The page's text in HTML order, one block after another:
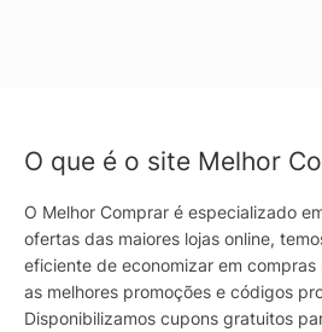
O que é o site Melhor
O Melhor Comprar é especializado
ofertas das maiores lojas online,
eficiente de economizar em
as melhores promoções e códigos
Disponibilizamos cupons gratuitos